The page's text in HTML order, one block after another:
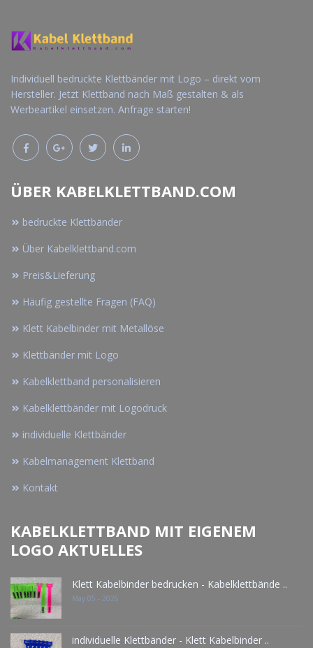
Individuell bedruckte Klettbänder mit Logo – direkt vom
Hersteller. Jetzt Klettband nach Maß gestalten & als
Werbeartikel einsetzen. Anfrage starten!
ÜBER KABELKLETTBAND.COM
bedruckte Klettbänder
Über Kabelklettband.com
Preis&Lieferung
Häufig gestellte Fragen (FAQ)
Klett Kabelbinder mit Metallöse
Klettbänder mit Logo
Kabelklettband personalisieren
Kabelklettbänder mit Logodruck
individuelle Klettbänder
Kabelmanagement Klettband
Kontakt
KABELKLETTBAND MIT EIGENEM
LOGO AKTUELLES
Klett Kabelbinder bedrucken - Kabelklettbände ..
May 05 - 2026
individuelle Klettbänder - Klett Kabelbinder ..